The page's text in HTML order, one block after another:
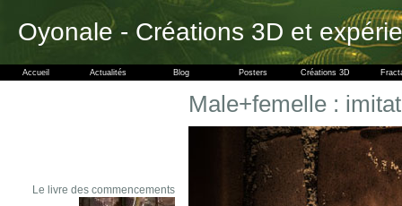
Oyonale - Créations 3D et
Accueil Actualités Blog Posters Créations 3D
Le livre des commencements
Male+femelle :